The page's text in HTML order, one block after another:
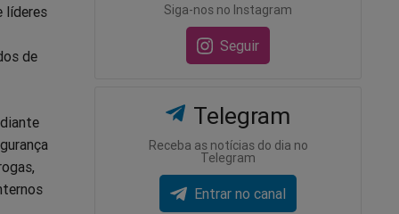
líderes
de
Siga-nos no Instagram
Seguir
Telegram
Receba as notícias do dia no
Telegram
Entrar no canal